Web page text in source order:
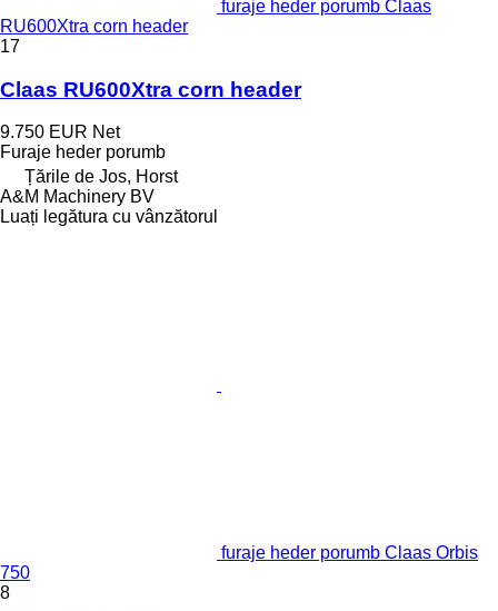
furaje heder porumb Claas
RU600Xtra corn header
17
Claas RU600Xtra corn header
9.750 EUR Net
Furaje heder porumb
Țările de Jos, Horst
A&M Machinery BV
Luați legătura cu vânzătorul
furaje heder porumb Claas Orbis
750
8